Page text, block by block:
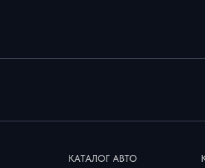
КАТАЛОГ АВТО